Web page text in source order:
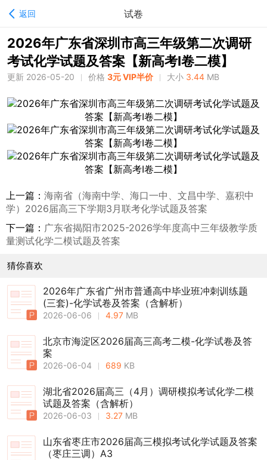
返回 试卷
2026年广东省深圳市高三年级第二次调研
考试化学试题及答案【新高考Ⅰ卷二模】
更新 2026-05-20 价格 3元 VIP半价 大小 3.44 MB
上一篇： 海南省（海南中学、海口一中、文昌中学、嘉积中
学）2026届高三下学期3月联考化学试题及答案
下一篇： 广东省揭阳市2025-2026学年度高中三年级教学质
量测试化学二模试题及答案
猜你喜欢
2026年广东省广州市普通高中毕业班冲刺训练题
(三套)-化学试卷及答案（含解析）
2026-06-06 4.97 MB
北京市海淀区2026届高三高考二模-化学试卷及答
案
2026-06-04 689 KB
湖北省2026届高三（4月）调研模拟考试化学二模
试题及答案（含解析）
2026-06-03 3.27 MB
山东省枣庄市2026届高三模拟考试化学试题及答案
（枣庄三调）A3